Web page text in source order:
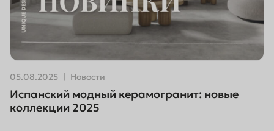
05.08.2025 Новости
Испанский модный керамогранит: новые
коллекции 2025